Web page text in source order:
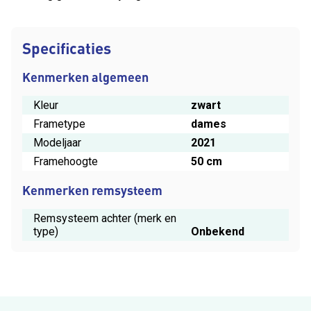
Specificaties
Kenmerken algemeen
Kleur
zwart
Frametype
dames
Modeljaar
2021
Framehoogte
50 cm
Kenmerken remsysteem
Remsysteem achter (merk en
type)
Onbekend